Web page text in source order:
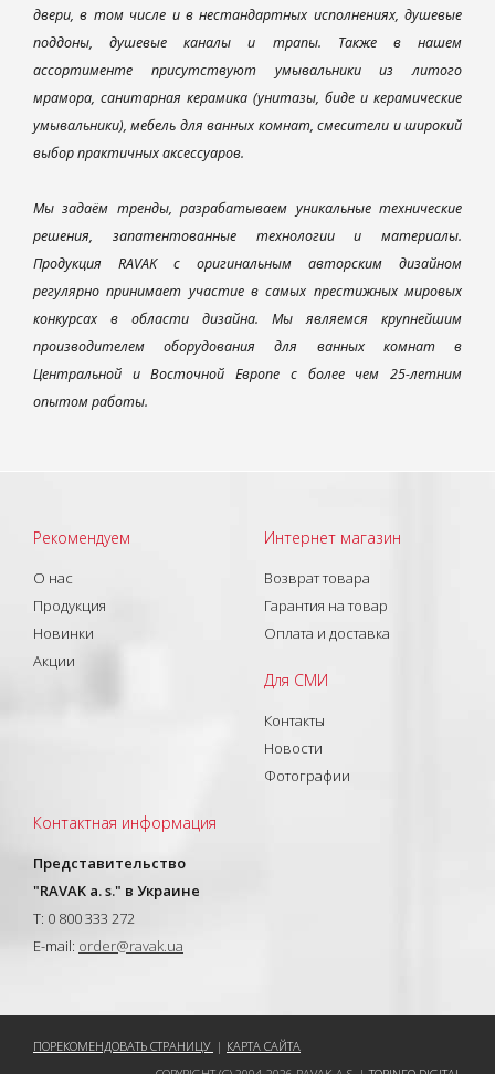
двери, в том числе и в нестандартных исполнениях, душевые
поддоны, душевые каналы и трапы. Также в нашем
ассортименте присутствуют умывальники из литого
мрамора, санитарная керамика (унитазы, биде и керамические
умывальники), мебель для ванных комнат, смесители и широкий
выбор практичных аксессуаров.
Мы задаём тренды, разрабатываем уникальные технические
решения, запатентованные технологии и материалы.
Продукция RAVAK с оригинальным авторским дизайном
регулярно принимает участие в самых престижных мировых
конкурсах в области дизайна. Мы являемся крупнейшим
производителем оборудования для ванных комнат в
Центральной и Восточной Европе с более чем 25-летним
опытом работы.
Рекомендуем
О нас
Продукция
Новинки
Акции
Интернет магазин
Возврат товара
Гарантия на товар
Оплата и доставка
Для СМИ
Контакты
Новости
Фотографии
Контактная информация
Представительство
"RAVAK a. s." в Украине
T: 0 800 333 272
E-mail: order@ravak.ua
ПОРЕКОМЕНДОВАТЬ СТРАНИЦУ | КАРТА САЙТА